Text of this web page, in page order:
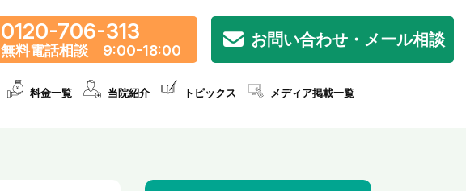
0120-706-313
無料電話相談 9:00-18:00
お問い合わせ・メール相談
料金一覧 当院紹介 トピックス メディア掲載一覧